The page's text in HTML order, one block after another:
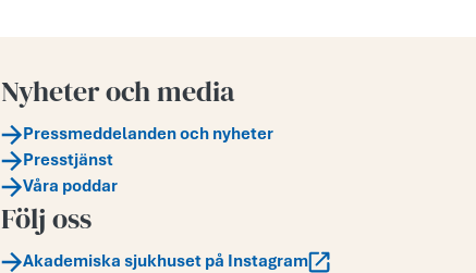
Nyheter och media
Pressmeddelanden och nyheter
Presstjänst
Våra poddar
Följ oss
Akademiska sjukhuset på Instagram